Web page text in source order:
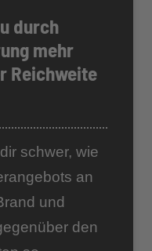
durch
mehr
Reichweite
schwer, wie
an
und
den